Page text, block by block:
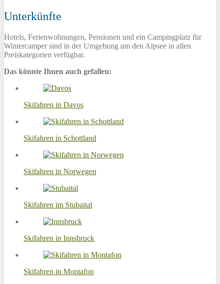
Unterkünfte
Hotels, Ferienwohnungen, Pensionen und ein Campingplatz für
Wintercamper sind in der Umgebung um den Alpsee in allen
Preiskategorien verfügbar.
Das könnte Ihnen auch gefallen:
Skifahren in Davos
Skifahren in Schottland
Skifahren in Norwegen
Skifahren im Stubaital
Skifahren in Innsbruck
Skifahren in Montafon